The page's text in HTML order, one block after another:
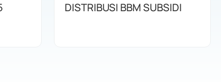
DISTRIBUSI BBM SUBSIDI